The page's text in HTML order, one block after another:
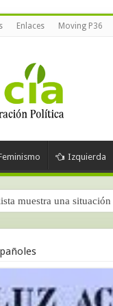
Enlaces Moving P36
Izquierda
muestra una
de 2026)